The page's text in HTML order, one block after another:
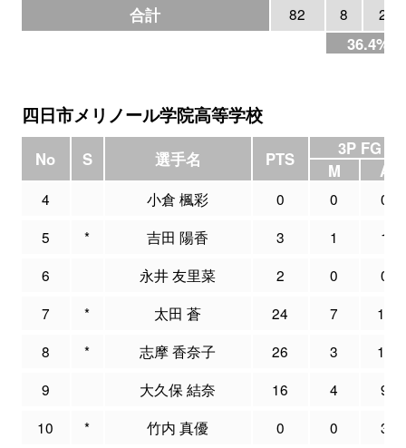
合計 82 8 22
36.4%
四日市メリノール学院高等学校
No S 選手名 PTS
3P FG
M
A
4 小倉 楓彩 0 0
0
5
* 吉田 陽香 3 1
1
6
永井 友里菜 2 0
0
7
* 太田 蒼 24 7
15
8
* 志摩 香奈子 26 3
10
9
大久保 結奈 16 4
9
10
* 竹内 真優 0 0 3